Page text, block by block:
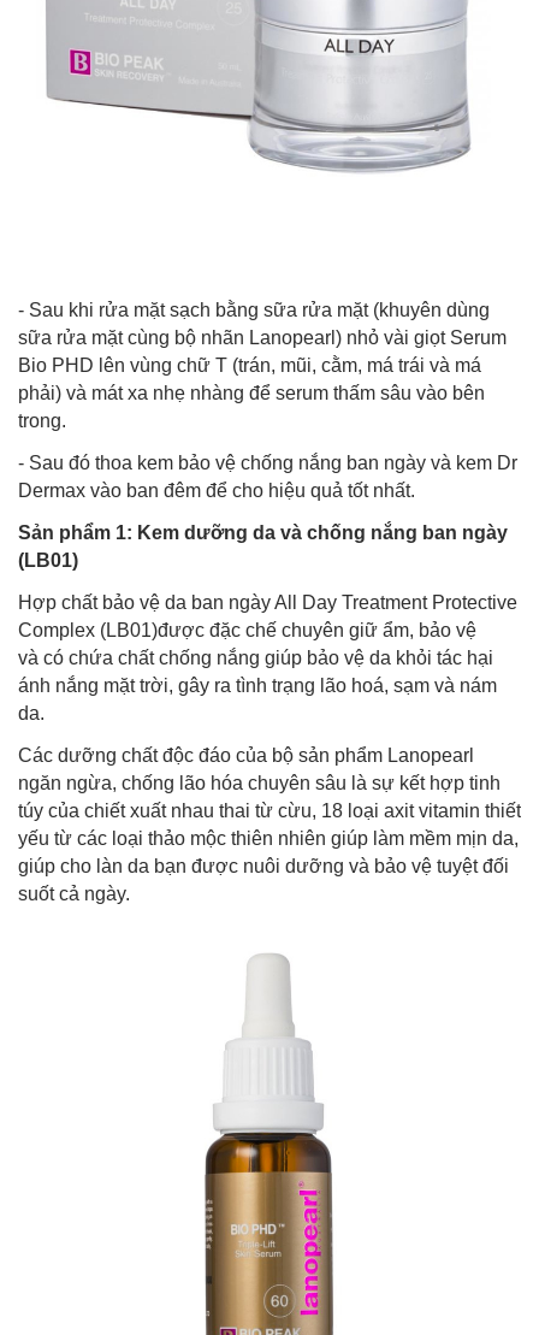
- Sau khi rửa mặt sạch bằng sữa rửa mặt (khuyên dùng
sữa rửa mặt cùng bộ nhãn Lanopearl) nhỏ vài giọt Serum
Bio PHD lên vùng chữ T (trán, mũi, cằm, má trái và má
phải) và mát xa nhẹ nhàng để serum thấm sâu vào bên
trong.
- Sau đó thoa kem bảo vệ chống nắng ban ngày và kem Dr
Dermax vào ban đêm để cho hiệu quả tốt nhất.
Sản phẩm 1: Kem dưỡng da và chống nắng ban ngày
(LB01)
Hợp chất bảo vệ da ban ngày All Day Treatment Protective
Complex (LB01)được đặc chế chuyên giữ ẩm, bảo vệ
và có chứa chất chống nắng giúp bảo vệ da khỏi tác hại
ánh nắng mặt trời, gây ra tình trạng lão hoá, sạm và nám
da.
Các dưỡng chất độc đáo của bộ sản phẩm Lanopearl
ngăn ngừa, chống lão hóa chuyên sâu là sự kết hợp tinh
túy của chiết xuất nhau thai từ cừu, 18 loại axit vitamin thiết
yếu từ các loại thảo mộc thiên nhiên giúp làm mềm mịn da,
giúp cho làn da bạn được nuôi dưỡng và bảo vệ tuyệt đối
suốt cả ngày.